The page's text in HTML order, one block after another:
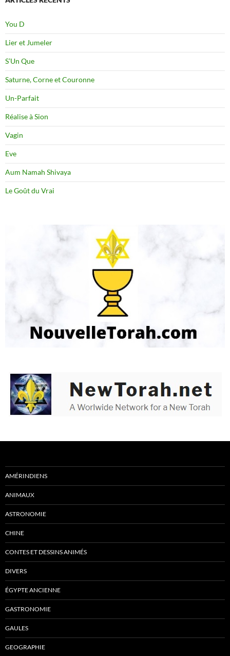
You D
Lier et Jumeler
S’Un Que
Saturne, Corne et Couronne
Un-Parfait
Réalise à Sion
Vagin
Eve
Aum Namah Shivaya
Le Goût du Vrai
AMÉRINDIENS
ANIMAUX
ASTRONOMIE
CHINE
CONTES ET DESSINS ANIMÉS
DIVERS
ÉGYPTE ANCIENNE
GASTRONOMIE
GAULES
GEOGRAPHIE